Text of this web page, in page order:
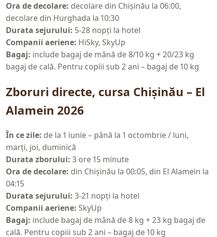
Ora de decolare: decolare din Chișinău la 06:00,
decolare din Hurghada la 10:30
Durata sejurului: 5-28 nopți la hotel
Companii aeriene: HiSky, SkyUp
Bagaj: include bagaj de mână de 8/10 kg + 20/23 kg
bagaj de cală. Pentru copiii sub 2 ani – bagaj de 10 kg
Zboruri directe, cursa Chișinău – El
Alamein 2026
În ce zile: de la 1 iunie – până la 1 octombrie / luni,
marți, joi, duminică
Durata zborului: 3 ore 15 minute
Ora de decolare: din Chișinău la 00:05, din El Alamein la
04:15
Durata sejurului: 3-21 nopți la hotel
Companii aeriene: SkyUp
Bagaj: include bagaj de mână de 8 kg + 23 kg bagaj de
cală. Pentru copiii sub 2 ani – bagaj de 10 kg